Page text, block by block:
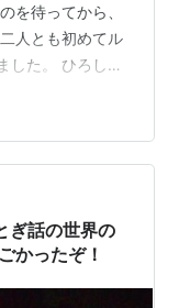
を待ってから、
人とも初めてル
した。 ひろしま
て開催されま
の光が彩るお城や
並びます。ま
ス、ARスタン
カップルや小
…
ぎ話の世界の
かったぞ！